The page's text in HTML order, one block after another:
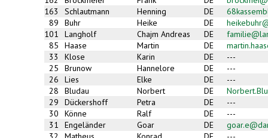
163
Schlautmann Henning DE
89
Buhr Heike DE
101
Langholf Chajm Andreas DE
85
Haase Martin DE
33
Klose Karin DE
---
25
Brunow Hannelore DE
---
26
Lies Elke DE
---
28
Bludau Norbert DE
29
Dückershoff Petra DE
---
30
Könne Ralf DE
---
31
Engeländer Goar DE